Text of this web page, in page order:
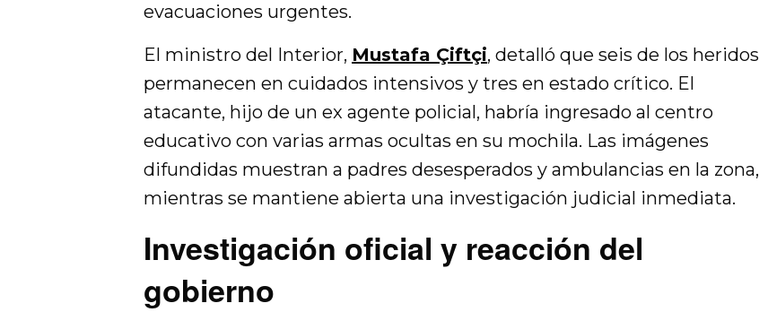
evacuaciones urgentes.
El ministro del Interior, Mustafa Çiftçi, detalló que seis de los heridos
permanecen en cuidados intensivos y tres en estado crítico. El
atacante, hijo de un ex agente policial, habría ingresado al centro
educativo con varias armas ocultas en su mochila. Las imágenes
difundidas muestran a padres desesperados y ambulancias en la zona,
mientras se mantiene abierta una investigación judicial inmediata.
Investigación oficial y reacción del
gobierno